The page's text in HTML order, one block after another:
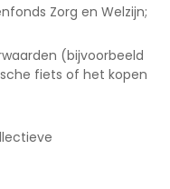
Zorg en Welzijn;
(bijvoorbeeld
fiets of het kopen